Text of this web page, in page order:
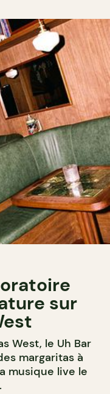
sur
West, le Uh Bar
margaritas à
musique live le